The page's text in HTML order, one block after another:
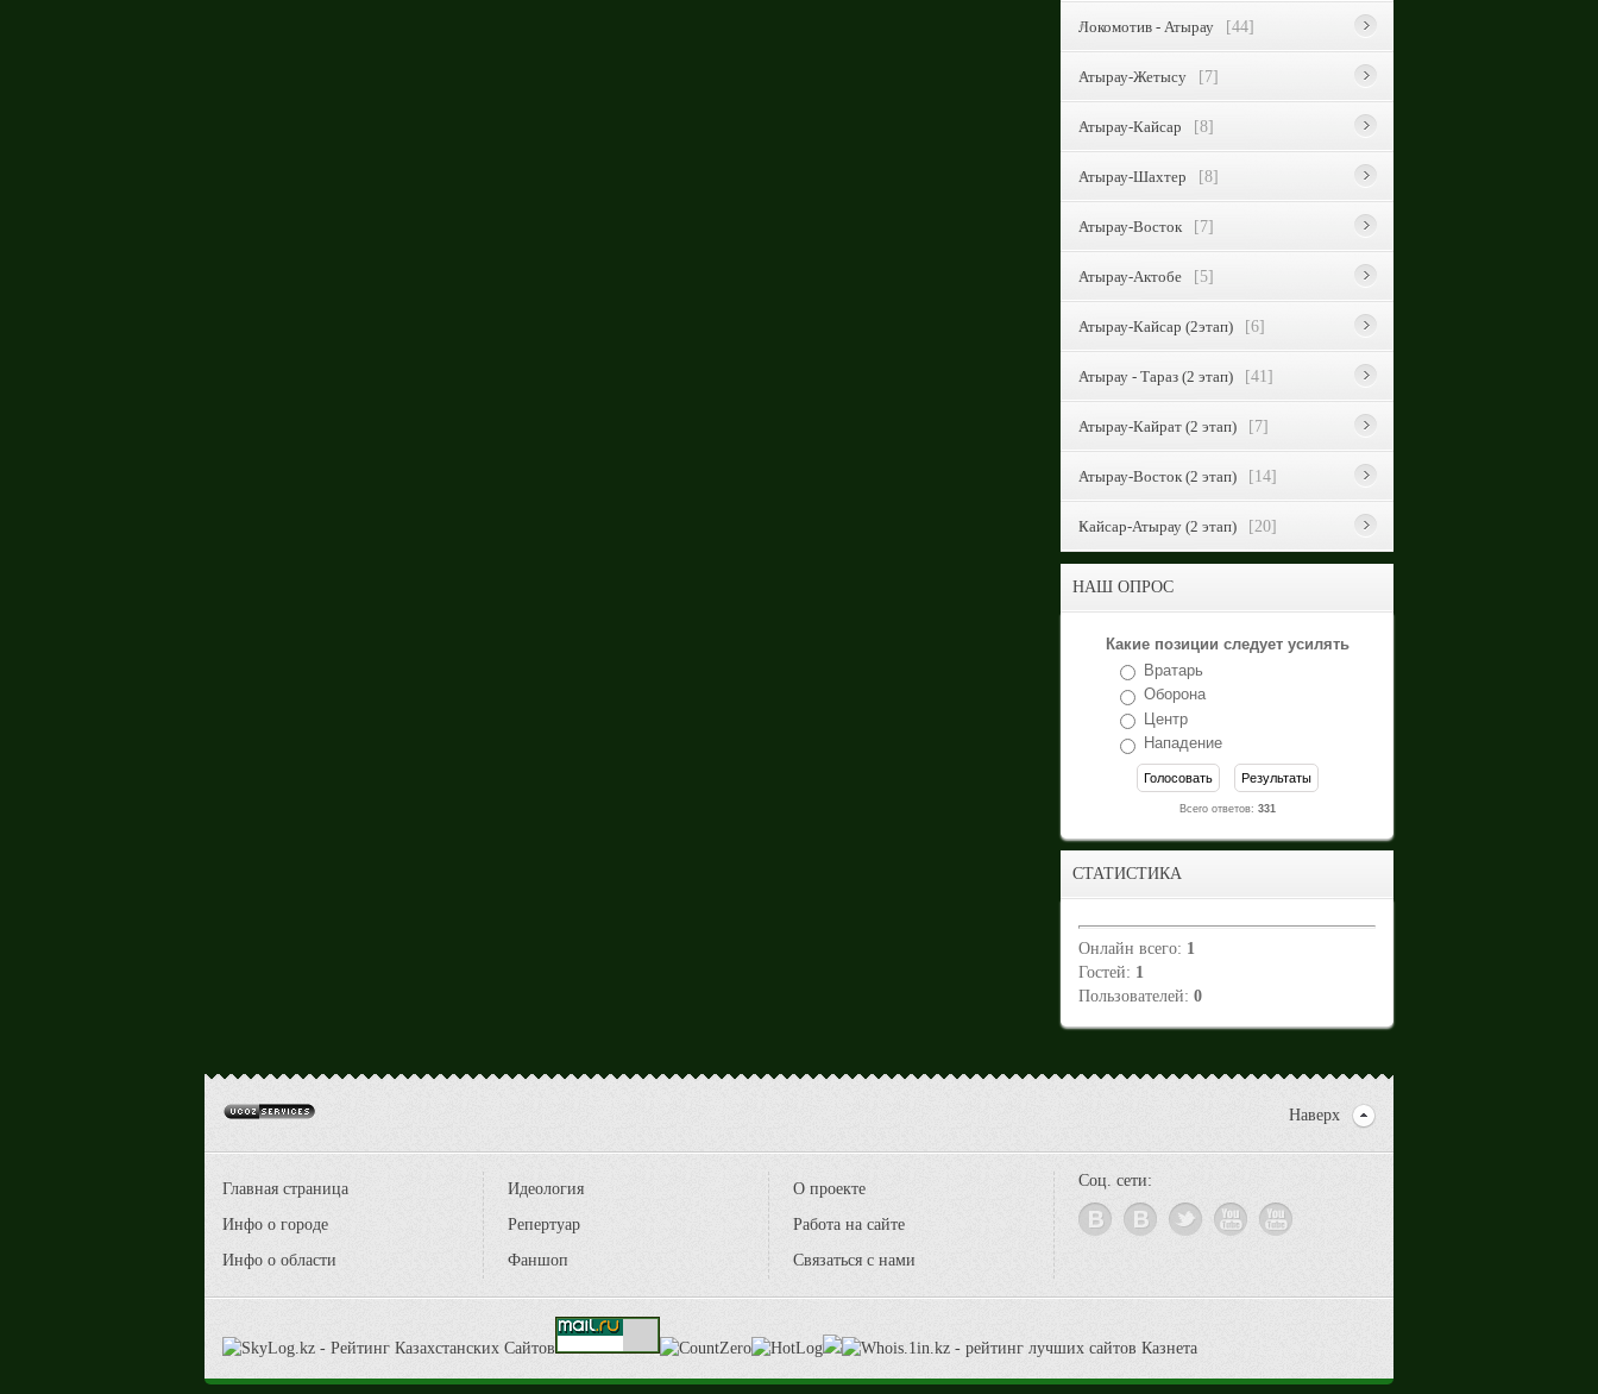
Локомотив - Атырау [44]
Атырау-Жетысу [7]
Атырау-Кайсар [8]
Атырау-Шахтер [8]
Атырау-Восток [7]
Атырау-Актобе [5]
Атырау-Кайсар (2этап) [6]
Атырау - Тараз (2 этап) [41]
Атырау-Кайрат (2 этап) [7]
Атырау-Восток (2 этап) [14]
Кайсар-Атырау (2 этап) [20]
НАШ ОПРОС
Какие позиции следует усилять
Вратарь
Оборона
Центр
Нападение
Всего ответов: 331
СТАТИСТИКА
Онлайн всего: 1
Гостей: 1
Пользователей: 0
Наверх
Главная страница
Инфо о городе
Инфо о области
Идеология
Репертуар
Фаншоп
О проекте
Работа на сайте
Связаться с нами
Соц. сети: